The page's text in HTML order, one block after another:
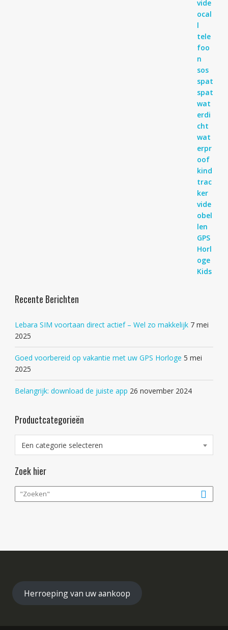
Recente Berichten
Lebara SIM voortaan direct actief – Wel zo makkelijk 7 mei
2025
Goed voorbereid op vakantie met uw GPS Horloge 5 mei
2025
Belangrijk: download de juiste app 26 november 2024
Productcategorieën
Een categorie selecteren
Zoek hier
Herroeping van uw aankoop